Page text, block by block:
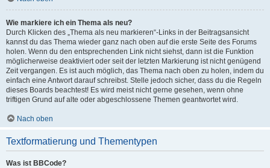
Wie markiere ich ein Thema als neu?
Durch Klicken des „Thema als neu markieren“-Links in der Beitragsansicht
kannst du das Thema wieder ganz nach oben auf die erste Seite des Forums
holen. Wenn du den entsprechenden Link nicht siehst, dann ist die Funktion
möglicherweise deaktiviert oder seit der letzten Markierung ist nicht genügend
Zeit vergangen. Es ist auch möglich, das Thema nach oben zu holen, indem du
einfach eine Antwort darauf schreibst. Stelle jedoch sicher, dass du die Regeln
dieses Boards beachtest! Es wird meist nicht gerne gesehen, wenn ohne
triftigen Grund auf alte oder abgeschlossene Themen geantwortet wird.
Nach oben
Textformatierung und Thementypen
Was ist BBCode?